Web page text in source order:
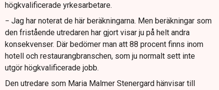
högkvalificerade yrkesarbetare.
− Jag har noterat de här beräkningarna. Men beräkningar som
den fristående utredaren har gjort visar ju på helt andra
konsekvenser. Där bedömer man att 88 procent finns inom
hotell och restaurangbranschen, som ju normalt sett inte
utgör högkvalificerade jobb.
Den utredare som Maria Malmer Stenergard hänvisar till